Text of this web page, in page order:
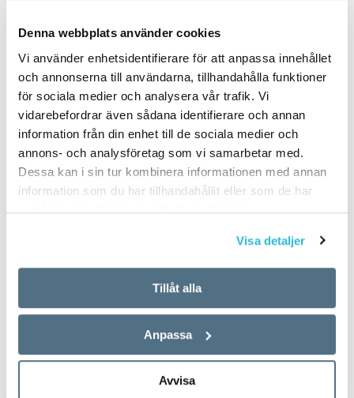
Denna webbplats använder cookies
Vi använder enhetsidentifierare för att anpassa innehållet
och annonserna till användarna, tillhandahålla funktioner
för sociala medier och analysera vår trafik. Vi
vidarebefordrar även sådana identifierare och annan
information från din enhet till de sociala medier och
annons- och analysföretag som vi samarbetar med.
Dessa kan i sin tur kombinera informationen med annan
information som du har tillhandahållit eller som de har
samlat in när du har använt deras tjänster.
Visa detaljer
Tillåt alla
Anpassa
Avvisa
PUBLICERAD 2023-12-13